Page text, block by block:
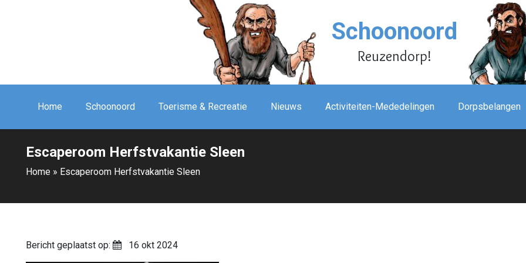
Schoonoord
Reuzendorp!
Home Schoonoord Toerisme & Recreatie Nieuws Activiteiten-Mededelingen Dorpsbelangen
Escaperoom Herfstvakantie Sleen
Home » Escaperoom Herfstvakantie Sleen
Bericht geplaatst op: 16 okt 2024